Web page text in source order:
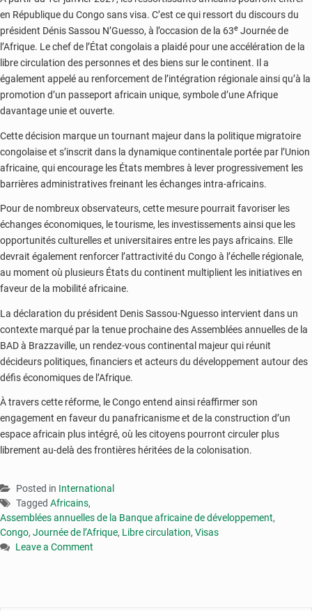
en République du Congo sans visa. C’est ce qui ressort du discours du
président Dénis Sassou N’Guesso, à l’occasion de la 63e Journée de
l’Afrique. Le chef de l’État congolais a plaidé pour une accélération de la
libre circulation des personnes et des biens sur le continent. Il a
également appelé au renforcement de l’intégration régionale ainsi qu’à la
promotion d’un passeport africain unique, symbole d’une Afrique
davantage unie et ouverte.
Cette décision marque un tournant majeur dans la politique migratoire
congolaise et s’inscrit dans la dynamique continentale portée par l’Union
africaine, qui encourage les États membres à lever progressivement les
barrières administratives freinant les échanges intra-africains.
Pour de nombreux observateurs, cette mesure pourrait favoriser les
échanges économiques, le tourisme, les investissements ainsi que les
opportunités culturelles et universitaires entre les pays africains. Elle
devrait également renforcer l’attractivité du Congo à l’échelle régionale,
au moment où plusieurs États du continent multiplient les initiatives en
faveur de la mobilité africaine.
La déclaration du président Denis Sassou-Nguesso intervient dans un
contexte marqué par la tenue prochaine des Assemblées annuelles de la
BAD à Brazzaville, un rendez-vous continental majeur qui réunit
décideurs politiques, financiers et acteurs du développement autour des
défis économiques de l’Afrique.
À travers cette réforme, le Congo entend ainsi réaffirmer son
engagement en faveur du panafricanisme et de la construction d’un
espace africain plus intégré, où les citoyens pourront circuler plus
librement au-delà des frontières héritées de la colonisation.
Posted in International
Tagged Africains,
Assemblées annuelles de la Banque africaine de développement,
Congo, Journée de l’Afrique, Libre circulation, Visas
Leave a Comment